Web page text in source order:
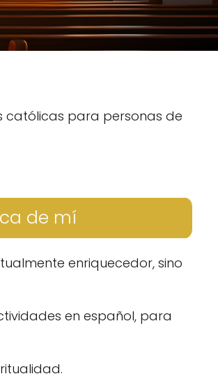
católicas para personas de
de mí
enriquecedor, sino
en español, para